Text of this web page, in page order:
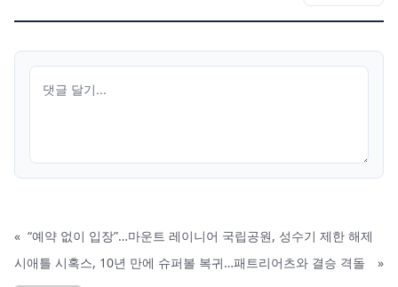
« “예약 없이 입장”…마운트 레이니어 국립공원, 성수기 제한 해제
시애틀 시혹스, 10년 만에 슈퍼볼 복귀…패트리어츠와 결승 격돌
»